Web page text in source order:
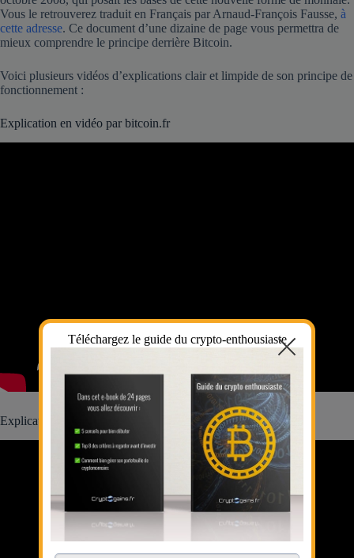
Vous le retrouverez traduit en Français par Arnaud-François Fausse, à
cette adresse. Ce document d’une dizaine de page vous permettra de
mieux comprendre le principe derrière Bitcoin.
Voici plusieurs vidéos d’explications clair et limpide de son principe de
fonctionnement :
Explication en vidéo par bitcoin.fr
Explication en vidéo par Heu?reka